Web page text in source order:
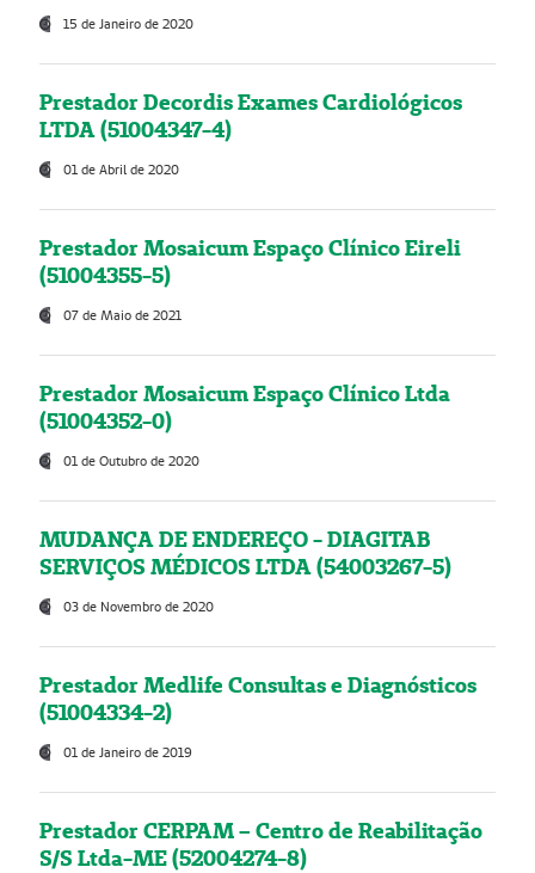
15 de Janeiro de 2020
Prestador Decordis Exames Cardiológicos
LTDA (51004347-4)
01 de Abril de 2020
Prestador Mosaicum Espaço Clínico Eireli
(51004355-5)
07 de Maio de 2021
Prestador Mosaicum Espaço Clínico Ltda
(51004352-0)
01 de Outubro de 2020
MUDANÇA DE ENDEREÇO - DIAGITAB
SERVIÇOS MÉDICOS LTDA (54003267-5)
03 de Novembro de 2020
Prestador Medlife Consultas e Diagnósticos
(51004334-2)
01 de Janeiro de 2019
Prestador CERPAM – Centro de Reabilitação
S/S Ltda-ME (52004274-8)